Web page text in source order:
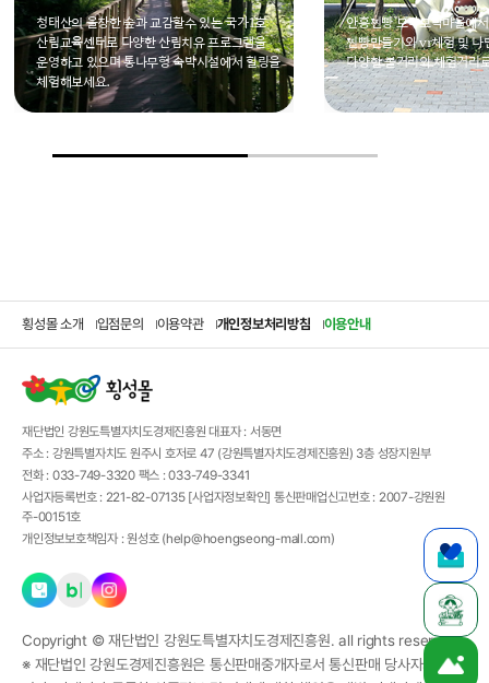
울창한 숲과 교감할수 있는국가1호
센터로 다양한 산림치유프로그램을
고 있으며 통나무형숙박시설에서 힐링을
세요.
안흥찐빵 모락모락마을에서는맛있는
찐빵만들기와 vr체험 및나만의 컵 만들
다양한 볼거리와체험거리로 가득해요.
횡성몰 소개 입점문의 이용약관 개인정보처리방침 이용안내
재단법인 강원도특별자치도경제진흥원대표자 : 서동면
주소 : 강원특별자치도 원주시 호저로 47 (강원특별자치도경제진흥원) 3층 성장지원부
전화 : 033-749-3320 팩스 :033-749-3341
사업자등록번호 : 221-82-07135 [사업자정보확인] 통신판매업신고번호 : 2007-강원원
주-00151호
개인정보보호책임자 :원성호 (help@hoengseong-mall.com)
Copyright © 재단법인 강원도특별자치도경제진흥원. all rights reserved.
※ 재단법인 강원도경제진흥원은 통신판매중개자로서 통신판매 당사자가 아닙